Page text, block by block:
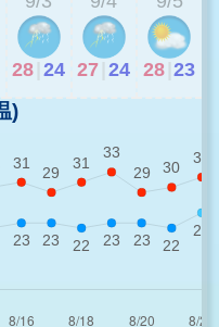
28 24 27 24 28 23
)